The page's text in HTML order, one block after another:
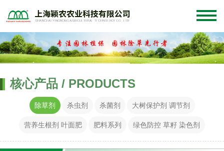
核心产品 / PRODUCTS
除草剂 杀虫剂 杀菌剂 大树保护剂 调节剂
营养生根剂 叶面肥 肥料系列 绿色防控 草籽 染色剂